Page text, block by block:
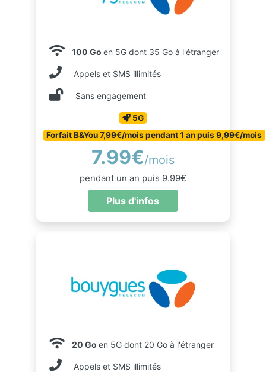
100 Go en 5G dont 35 Go à l'étranger
Appels et SMS illimités
Sans engagement
5G
Forfait B&You 7,99€/mois pendant 1 an puis 9,99€/mois
7.99€/mois
pendant un an puis 9.99€
Plus d'infos
20 Go en 5G dont 20 Go à l'étranger
Appels et SMS illimités